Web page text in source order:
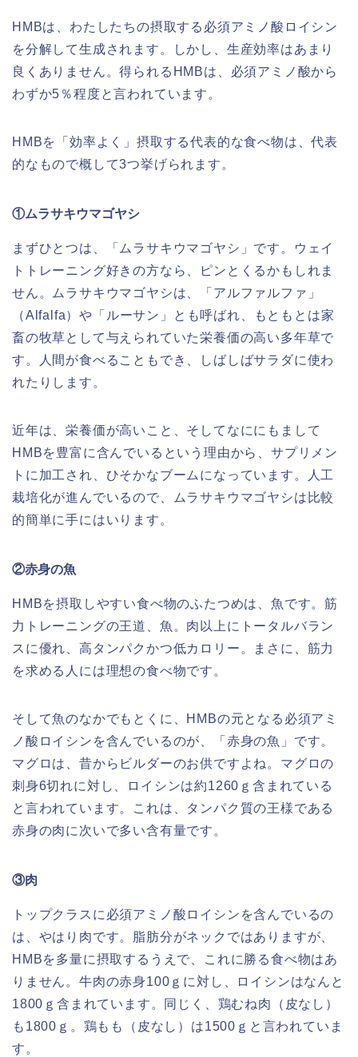
HMBは、わたしたちの摂取する必須アミノ酸ロイシン
を分解して生成されます。しかし、生産効率はあまり
良くありません。得られるHMBは、必須アミノ酸から
わずか5％程度と言われています。
HMBを「効率よく」摂取する代表的な食べ物は、代表
的なもので概して3つ挙げられます。
①ムラサキウマゴヤシ
まずひとつは、「ムラサキウマゴヤシ」です。ウェイ
トトレーニング好きの方なら、ピンとくるかもしれま
せん。ムラサキウマゴヤシは、「アルファルファ」
（Alfalfa）や「ルーサン」とも呼ばれ、もともとは家
畜の牧草として与えられていた栄養価の高い多年草で
す。人間が食べることもでき、しばしばサラダに使わ
れたりします。
近年は、栄養価が高いこと、そしてなににもまして
HMBを豊富に含んでいるという理由から、サプリメン
トに加工され、ひそかなブームになっています。人工
栽培化が進んでいるので、ムラサキウマゴヤシは比較
的簡単に手にはいります。
②赤身の魚
HMBを摂取しやすい食べ物のふたつめは、魚です。筋
力トレーニングの王道、魚。肉以上にトータルバラン
スに優れ、高タンパクかつ低カロリー。まさに、筋力
を求める人には理想の食べ物です。
そして魚のなかでもとくに、HMBの元となる必須アミ
ノ酸ロイシンを含んでいるのが、「赤身の魚」です。
マグロは、昔からビルダーのお供ですよね。マグロの
刺身6切れに対し、ロイシンは約1260ｇ含まれている
と言われています。これは、タンパク質の王様である
赤身の肉に次いで多い含有量です。
③肉
トップクラスに必須アミノ酸ロイシンを含んでいるの
は、やはり肉です。脂肪分がネックではありますが、
HMBを多量に摂取するうえで、これに勝る食べ物はあ
りません。牛肉の赤身100ｇに対し、ロイシンはなんと
1800ｇ含まれています。同じく、鶏むね肉（皮なし）
も1800ｇ。鶏もも（皮なし）は1500ｇと言われていま
す。